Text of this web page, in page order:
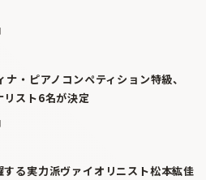
・ピアノコンペティション特級、
リスト6名が決定
する実力派ヴァイオリニスト松本紘佳